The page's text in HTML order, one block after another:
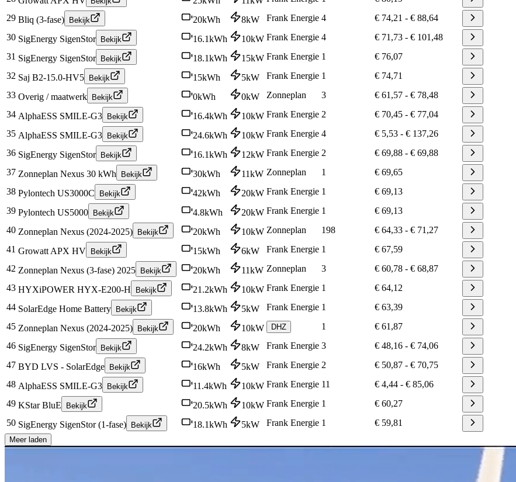
29 Bliq (3-fase) Bekijk 20kWh 8kW Frank Energie 4 € 74,21 - € 88,64
30 SigEnergy SigenStor Bekijk 16.1kWh 10kW Frank Energie 4 € 71,73 - € 101,48
31 SigEnergy SigenStor Bekijk 18.1kWh 15kW Frank Energie 1
€ 76,07
32 Saj B2-15.0-HV5 Bekijk 15kWh 5kW Frank Energie 1
€ 74,71
33 Overig / maatwerk Bekijk 0kWh 0kW Zonneplan 3 € 61,57 - € 78,48
34 AlphaESS SMILE-G3 Bekijk 16.4kWh 10kW Frank Energie 2 € 70,45 - € 77,04
35 AlphaESS SMILE-G3 Bekijk 24.6kWh 10kW Frank Energie 4 € 5,53 - € 137,26
36 SigEnergy SigenStor Bekijk 16.1kWh 12kW Frank Energie 2 € 69,88 - € 69,88
37 Zonneplan Nexus 30 kWh Bekijk 30kWh 11kW Zonneplan 1
€ 69,65
38 Pylontech US3000C Bekijk 42kWh 20kW Frank Energie 1
€ 69,13
39 Pylontech US5000 Bekijk 4.8kWh 20kW Frank Energie 1
€ 69,13
40 Zonneplan Nexus (2024-2025) Bekijk 20kWh 10kW Zonneplan 198 € 64,33 - € 71,27
41 Growatt APX HV Bekijk 15kWh 6kW Frank Energie 1
€ 67,59
42 Zonneplan Nexus (3-fase) 2025 Bekijk 20kWh 11kW Zonneplan 3 € 60,78 - € 68,87
43 HYXiPOWER HYX-E200-H Bekijk 21.2kWh 10kW Frank Energie 1
€ 64,12
44 SolarEdge Home Battery Bekijk 13.8kWh 5kW Frank Energie 1
€ 63,39
45 Zonneplan Nexus (2024-2025) Bekijk 20kWh 10kW DHZ 1
€ 61,87
46 SigEnergy SigenStor Bekijk 24.2kWh 8kW Frank Energie 3 € 48,16 - € 74,06
47 BYD LVS - SolarEdge Bekijk 16kWh 5kW Frank Energie 2 € 50,87 - € 70,75
48 AlphaESS SMILE-G3 Bekijk 11.4kWh 10kW Frank Energie 11 € 4,44 - € 85,06
49 KStar BluE Bekijk 20.5kWh 10kW Frank Energie 1
€ 60,27
50 SigEnergy SigenStor (1-fase) Bekijk 18.1kWh 5kW Frank Energie 1 € 59,81
Meer laden